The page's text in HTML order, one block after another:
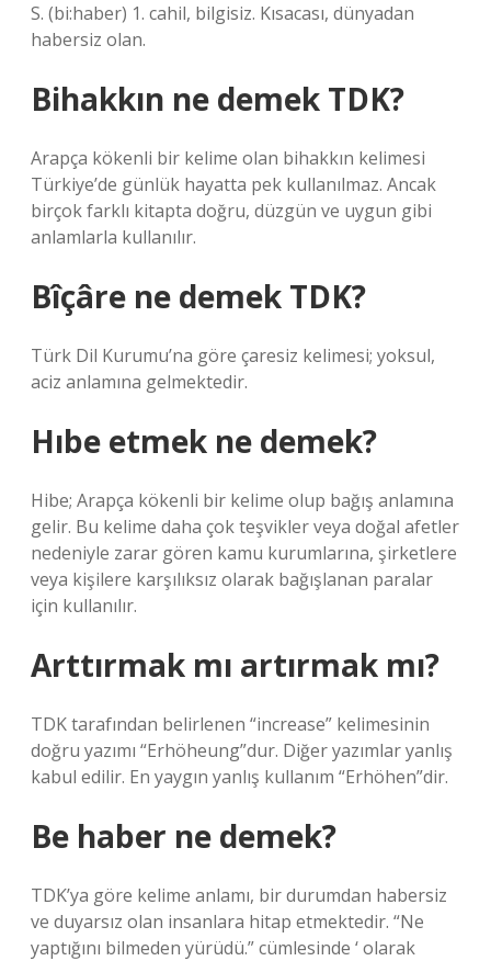
S. (bi:haber) 1. cahil, bilgisiz. Kısacası, dünyadan
habersiz olan.
Bihakkın ne demek TDK?
Arapça kökenli bir kelime olan bihakkın kelimesi
Türkiye’de günlük hayatta pek kullanılmaz. Ancak
birçok farklı kitapta doğru, düzgün ve uygun gibi
anlamlarla kullanılır.
Bîçâre ne demek TDK?
Türk Dil Kurumu’na göre çaresiz kelimesi; yoksul,
aciz anlamına gelmektedir.
Hıbe etmek ne demek?
Hibe; Arapça kökenli bir kelime olup bağış anlamına
gelir. Bu kelime daha çok teşvikler veya doğal afetler
nedeniyle zarar gören kamu kurumlarına, şirketlere
veya kişilere karşılıksız olarak bağışlanan paralar
için kullanılır.
Arttırmak mı artırmak mı?
TDK tarafından belirlenen “increase” kelimesinin
doğru yazımı “Erhöheung”dur. Diğer yazımlar yanlış
kabul edilir. En yaygın yanlış kullanım “Erhöhen”dir.
Be haber ne demek?
TDK’ya göre kelime anlamı, bir durumdan habersiz
ve duyarsız olan insanlara hitap etmektedir. “Ne
yaptığını bilmeden yürüdü.” cümlesinde ‘ olarak